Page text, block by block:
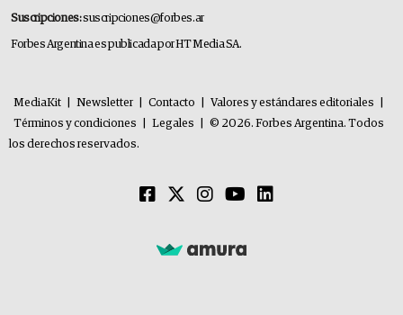
Suscripciones:suscripciones@forbes.ar
Forbes Argentina es publicada por HT Media SA.
MediaKit Newsletter Contacto Valores y estándares editoriales
Términos y condiciones
Legales
© 2026. Forbes Argentina. Todos
los derechos reservados.